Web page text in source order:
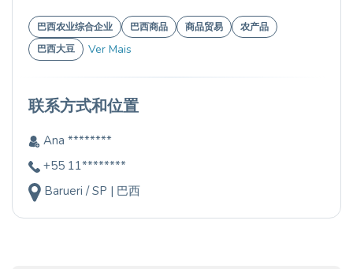
巴西农业综合企业 巴西商品 商品贸易
农产品
巴西大豆
Ver Mais
联系方式和位置
Ana ********
+55 11********
Barueri / SP | 巴西